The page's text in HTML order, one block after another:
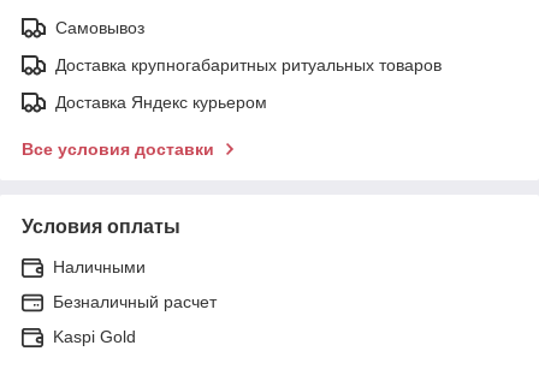
Самовывоз
Доставка крупногабаритных ритуальных товаров
Доставка Яндекс курьером
Все условия доставки
Условия оплаты
Наличными
Безналичный расчет
Kaspi Gold